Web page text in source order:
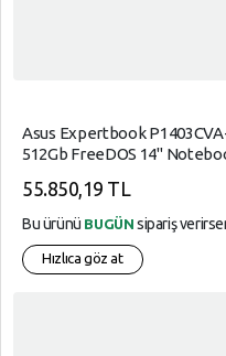
Asus Expertbook
512Gb FreeDOS 14"
55.850,19 TL
Bu ürünü BUGÜN sipariş
Hızlıca göz at